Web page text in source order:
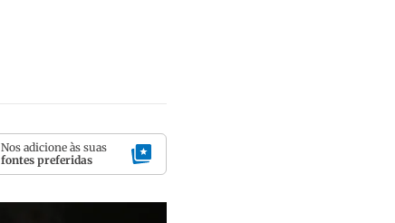
Nos adicione às suas
fontes preferidas